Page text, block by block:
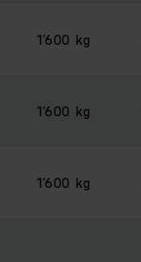
1’600 kg
1’600 kg
1’600 kg